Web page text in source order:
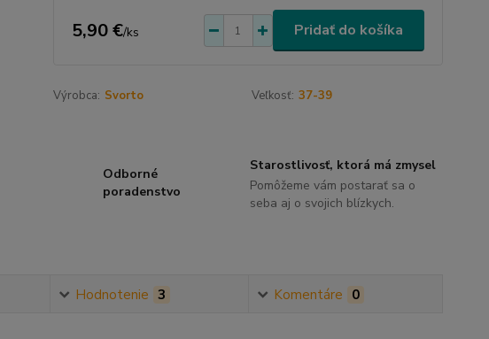
5,90 €/ks Pridať do košíka
Výrobca: Svorto Veľkosť: 37-39
Odborné
poradenstvo
Starostlivosť, ktorá má zmysel
Pomôžeme vám postarať sa o
seba aj o svojich blízkych.
Hodnotenie 3 Komentáre 0